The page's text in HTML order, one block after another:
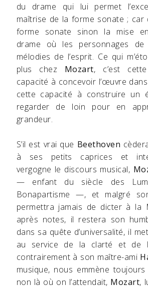
du drame qui lui permet
maîtrise de la forme sonate ; car
forme sonate sinon la mise en
drame où les personnages
mélodies de l’esprit. Ce qui
plus chez Mozart, c’est
capacité à concevoir l’œuvre
cette capacité à construire un
regarder de loin pour en
grandeur.
S’il est vrai que Beethoven
à ses petits caprices et
vergogne le discours musical,
— enfant du siècle des
Bonapartisme —, et malgré
permettra jamais de dicter à la
après notes, il restera son
dans sa quête d’universalité, il
au service de la clarté et de
contrairement à son maître-ami
musique, nous emmène
non là où on l’attendait, Mozart,